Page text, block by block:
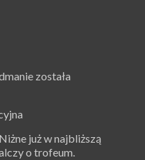
została
już w najbliższą
o trofeum.